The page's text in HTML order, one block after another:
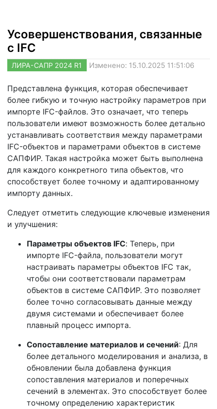
Усовершенствования, связанные
с IFC
ЛИРА-САПР 2024 R1 Изменено: 15.10.2025 11:51:06
Представлена функция, которая обеспечивает
более гибкую и точную настройку параметров при
импорте IFC-файлов. Это означает, что теперь
пользователи имеют возможность более детально
устанавливать соответствия между параметрами
IFC-объектов и параметрами объектов в системе
САПФИР. Такая настройка может быть выполнена
для каждого конкретного типа объектов, что
способствует более точному и адаптированному
импорту данных.
Следует отметить следующие ключевые изменения
и улучшения:
Параметры объектов IFC: Теперь, при
импорте IFC-файла, пользователи могут
настраивать параметры объектов IFC так,
чтобы они соответствовали параметрам
объектов в системе САПФИР. Это позволяет
более точно согласовывать данные между
двумя системами и обеспечивает более
плавный процесс импорта.
Сопоставление материалов и сечений: Для
более детального моделирования и анализа, в
обновлении была добавлена функция
сопоставления материалов и поперечных
сечений в элементах. Это способствует более
точному определению характеристик